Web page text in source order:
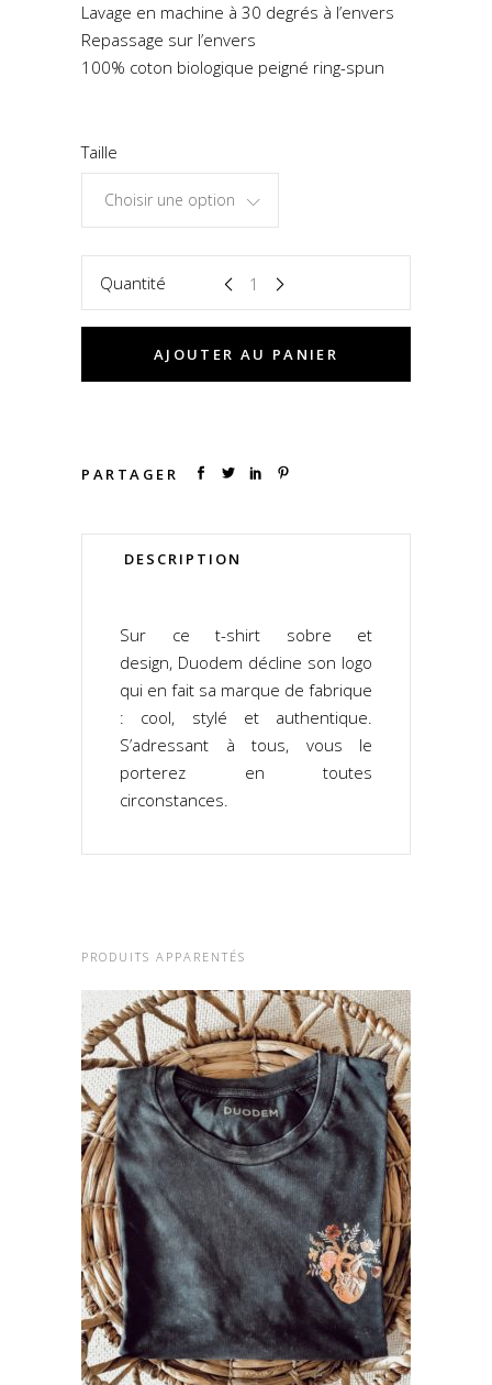
Lavage en machine à 30 degrés à l’envers
Repassage sur l’envers
100% coton biologique peigné ring-spun
Taille
Choisir une option
Quantité
AJOUTER AU PANIER
PARTAGER
DESCRIPTION
Sur ce t-shirt sobre et
design, Duodem décline son logo
qui en fait sa marque de fabrique
: cool, stylé et authentique.
S’adressant à tous, vous le
porterez en toutes
circonstances.
PRODUITS APPARENTÉS